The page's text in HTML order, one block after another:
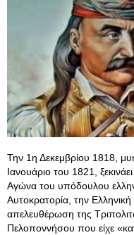
Την 1η Δεκεμβρίου 1818,
Ιανουάριο του 1821,
Αγώνα του υπόδουλου
Αυτοκρατορία, την
απελευθέρωση της
Πελοποννήσου που είχε